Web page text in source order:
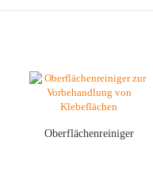
Oberflächenreiniger